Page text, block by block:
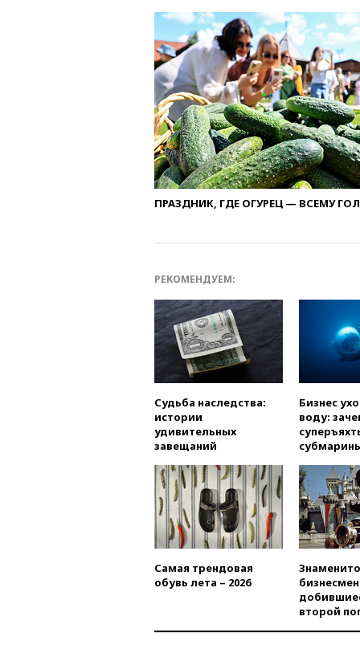
ПРАЗДНИК, ГДЕ ОГУРЕЦ — ВСЕМУ
РЕКОМЕНДУЕМ:
Судьба наследства:
истории
удивительных
завещаний
Бизнес
воду:
Самая трендовая
обувь лета – 2026
второй